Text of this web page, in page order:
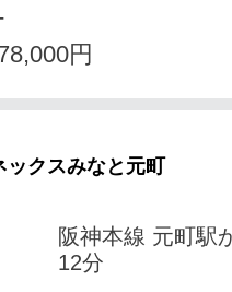
円
ックスみなと元町
阪神本線 元町駅
12分